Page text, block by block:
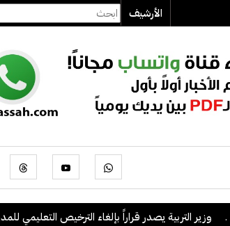
الأرشيف
وزير التربية يصدر قراراً بإلغاء الترخيص التعليمي للمدرسة